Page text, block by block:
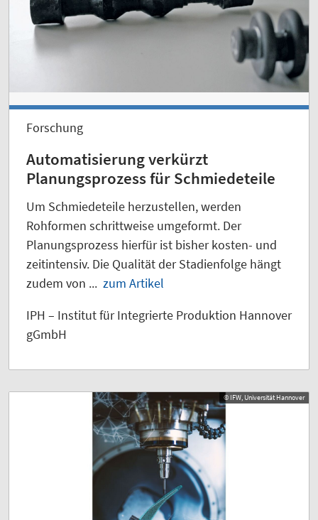
Forschung
Automatisierung verkürzt
Planungsprozess für Schmiedeteile
Um Schmiedeteile herzustellen, werden
Rohformen schrittweise umgeformt. Der
Planungsprozess hierfür ist bisher kosten- und
zeitintensiv. Die Qualität der Stadienfolge hängt
zudem von ... zum Artikel
IPH – Institut für Integrierte Produktion Hannover
gGmbH
© IFW, Universität Hannover